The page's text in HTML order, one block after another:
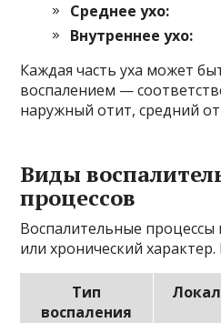
Среднее ухо:
Внутреннее ухо:
Каждая часть уха может
воспалением —
наружный отит, средний
Виды
процессов
Воспалительные процессы
или хронический
Тип
воспаления